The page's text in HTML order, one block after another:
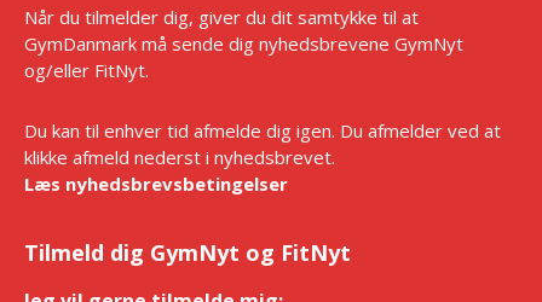
Når du tilmelder dig, giver du dit samtykke til at
GymDanmark må sende dig nyhedsbrevene GymNyt
og/eller FitNyt.
Du kan til enhver tid afmelde dig igen. Du afmelder ved at
klikke afmeld nederst i nyhedsbrevet.
Læs nyhedsbrevsbetingelser
Tilmeld dig GymNyt og FitNyt